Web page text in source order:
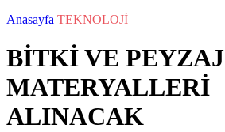
Anasayfa TEKNOLOJİ
BİTKİ VE PEYZAJ
MATERYALLERİ
ALINACAK